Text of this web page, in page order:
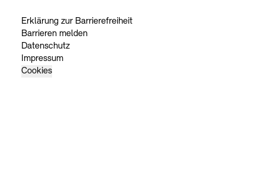
Erklärung zur Barrierefreiheit
Barrieren melden
Datenschutz
Impressum
Cookies